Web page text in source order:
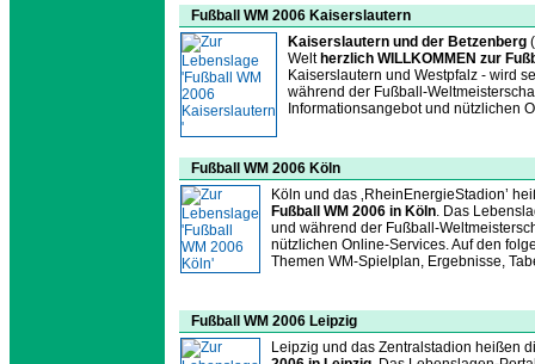
Fußball WM 2006 Kaiserslautern
Kaiserslautern und der Betzenberg
Welt herzlich WILLKOMMEN zur
Kaiserslautern und Westpfalz - wird
während der Fußball-
Informationsangebot und nützlichen
Fußball WM 2006 Köln
Köln und das ‚RheinEnergieStadion’
Fußball WM 2006 in Köln. Das
und während der Fußball-
nützlichen Online-Services. Auf den
Themen WM-Spielplan, Ergebnisse,
Fußball WM 2006 Leipzig
Leipzig und das Zentralstadion heißen